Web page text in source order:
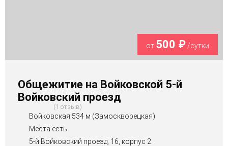
от 500 ₽/сутки
Общежитие на Войковской 5-й
Войковский проезд
1 отзыв
Войковская 534 м (Замоскворецкая)
Места есть
5-й Войковский проезд, 16, корпус 2